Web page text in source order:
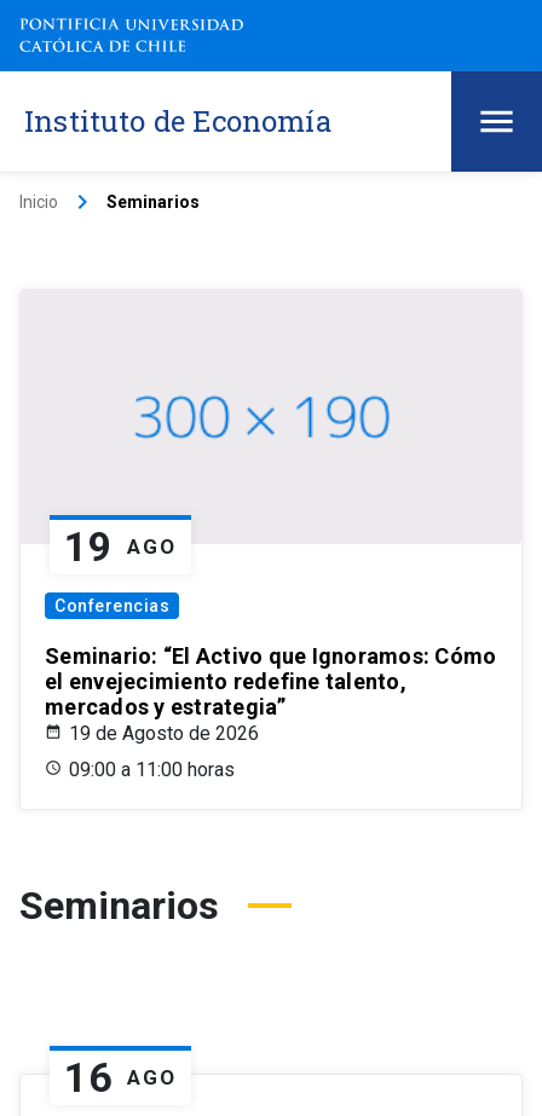
Instituto de Economía
Inicio keyboard_arrow_right Seminarios
19 AGO
Conferencias
Seminario: “El Activo que Ignoramos: Cómo
el envejecimiento redefine talento,
mercados y estrategia”
19 de Agosto de 2026
09:00 a 11:00 horas
Seminarios
16 AGO